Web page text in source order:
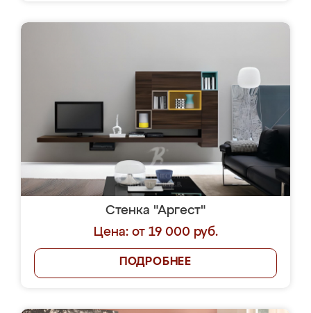
Стенка "Аргест"
Цена: от 19 000 руб.
ПОДРОБНЕЕ